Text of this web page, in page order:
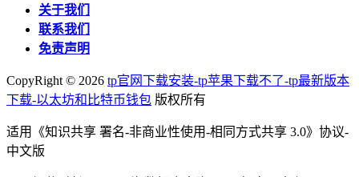
关于我们
联系我们
免责声明
CopyRight © 2026 tp官网下载安装-tp苹果下载不了-tp最新版本
下载-以太坊和比特币钱包 版权所有
适用《知识共享 署名-非商业性使用-相同方式共享 3.0》协议-
中文版